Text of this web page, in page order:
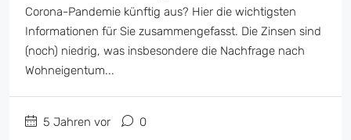
Corona-Pandemie künftig aus? Hier die wichtigsten
Informationen für Sie zusammengefasst. Die Zinsen sind
(noch) niedrig, was insbesondere die Nachfrage nach
Wohneigentum...
5 Jahren vor 0